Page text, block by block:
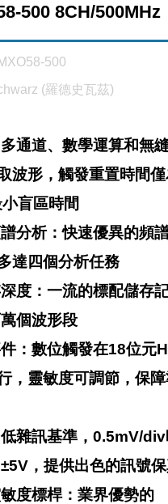
500 8CH/500MHz
500
(羅德史瓦茲)
通道、數學運算和無
波形，觸發重置時間
盲區時間
分析：快速優異的頻譜
達四個分析任務
度：一流的標配儲存
個波形段
：數位觸發在18位元
，靈敏度可調節，保
雜訊基準，0.5mV/
，提供出色的訊號
度標桿：業界優勢的